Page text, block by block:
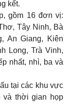
kết.
gồm 16 đơn vị:
Tây Ninh, Bà
An Giang, Kiên
Long, Trà Vinh,
nhất, nhì, ba và
tại các khu vực
và thời gian họp